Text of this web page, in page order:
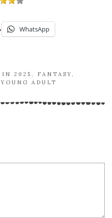
WhatsApp
IN 2025 , FANTASY,
YOUNG ADULT